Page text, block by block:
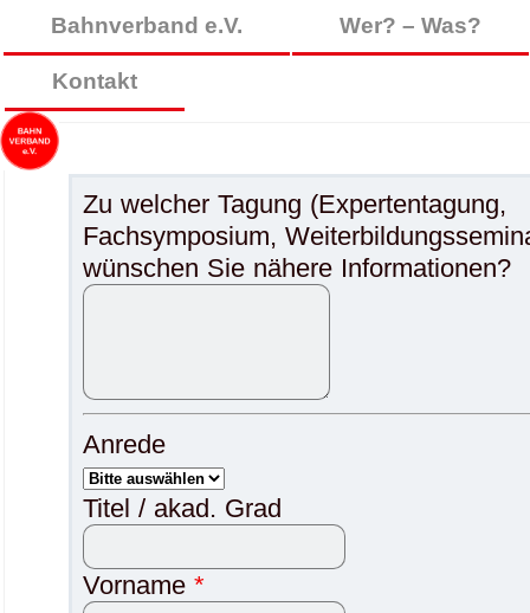
Bahnverband e.V. Wer? – Was?
Kontakt
Zu welcher Tagung (Expertentagung,
Fachsymposium,
wünschen Sie nähere Informationen?
Anrede
Titel / akad. Grad
Vorname *